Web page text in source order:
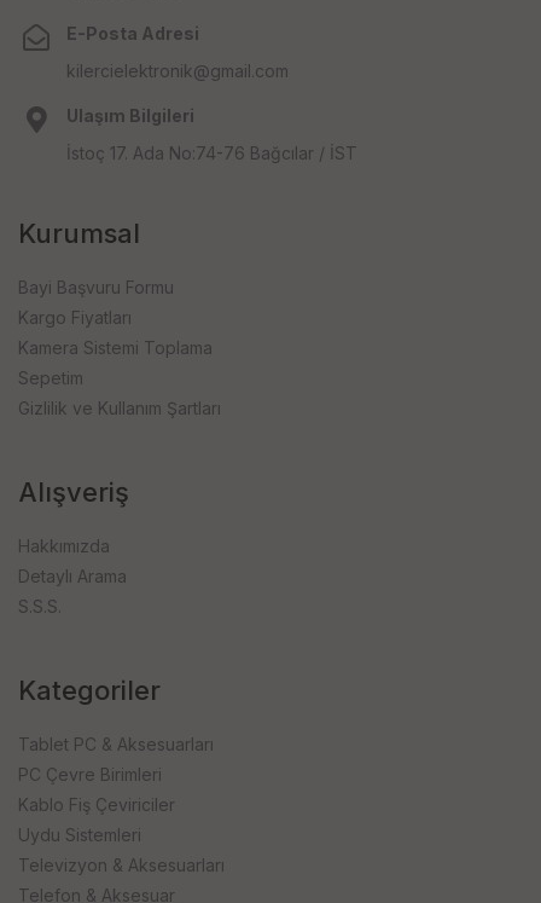
E-Posta Adresi
kilercielektronik@gmail.com
Ulaşım Bilgileri
İstoç 17. Ada No:74-76 Bağcılar / İST
Kurumsal
Bayi Başvuru Formu
Kargo Fiyatları
Kamera Sistemi Toplama
Sepetim
Gizlilik ve Kullanım Şartları
Alışveriş
Hakkımızda
Detaylı Arama
S.S.S.
Kategoriler
Tablet PC & Aksesuarları
PC Çevre Birimleri
Kablo Fiş Çeviriciler
Uydu Sistemleri
Televizyon & Aksesuarları
Telefon & Aksesuar